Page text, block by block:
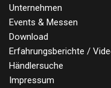
Unternehmen
Events & Messen
Download
Erfahrungsberichte /
Händlersuche
Impressum